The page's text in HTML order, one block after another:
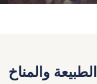
الطبيعة والمناخ